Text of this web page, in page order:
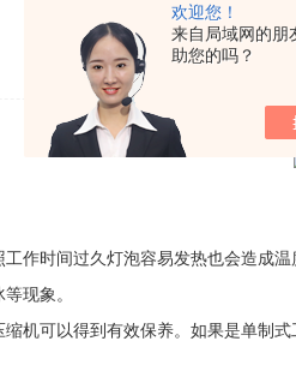
欢迎您！
来自局域网的朋
助您的吗？
光照培养
发布日期：2022-
作时间过久灯泡容易发热也会造成温
现象。
机可以得到有效保养。如果是单制